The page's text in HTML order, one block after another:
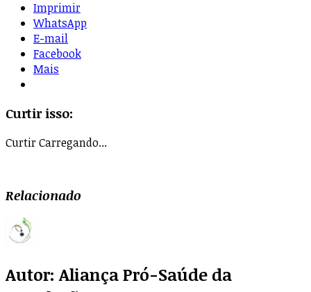
Imprimir
WhatsApp
E-mail
Facebook
Mais
Curtir isso:
CurtirCarregando...
Relacionado
Autor: Aliança Pró-Saúde da